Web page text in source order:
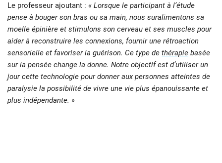
Le professeur ajoutant : « Lorsque le participant à l’étude
pense à bouger son bras ou sa main, nous suralimentons sa
moelle épinière et stimulons son cerveau et ses muscles pour
aider à reconstruire les connexions, fournir une rétroaction
sensorielle et favoriser la guérison. Ce type de thérapie basée
sur la pensée change la donne. Notre objectif est d’utiliser un
jour cette technologie pour donner aux personnes atteintes de
paralysie la possibilité de vivre une vie plus épanouissante et
plus indépendante. »